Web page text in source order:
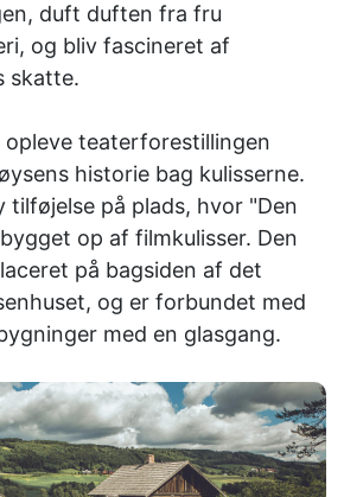
duft duften fra fru
og bliv fascineret af
skatte.
opleve teaterforestillingen
historie bag kulisserne.
tilføjelse på plads, hvor "Den
op af filmkulisser. Den
på bagsiden af ​​det
og er forbundet med
med en glasgang.